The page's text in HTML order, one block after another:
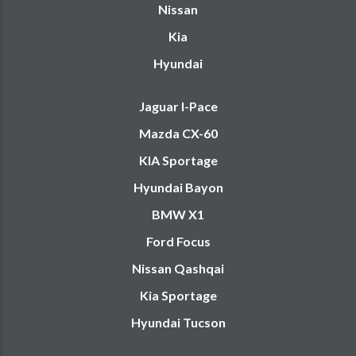
Nissan
Kia
Hyundai
Jaguar I-Pace
Mazda CX-60
KIA Sportage
Hyundai Bayon
BMW X1
Ford Focus
Nissan Qashqai
Kia Sportage
Hyundai Tucson